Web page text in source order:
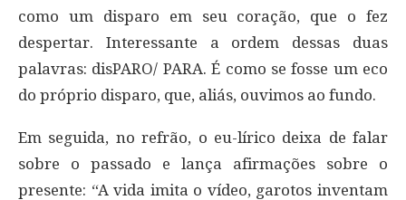
como um disparo em seu coração, que o fez
despertar. Interessante a ordem dessas duas
palavras: disPARO/ PARA. É como se fosse um eco
do próprio disparo, que, aliás, ouvimos ao fundo.
Em seguida, no refrão, o eu-lírico deixa de falar
sobre o passado e lança afirmações sobre o
presente: “A vida imita o vídeo, garotos inventam